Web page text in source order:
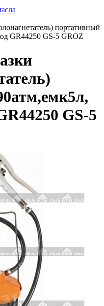
портативный
GR44250 GS-5 GROZ
GS-5